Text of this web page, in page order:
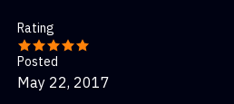
Rating
Posted
May 22, 2017